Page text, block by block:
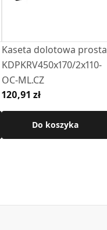
Kaseta dolotowa prosta
KDPKRV450x170/2x110-
OC-ML.CZ
120,91 zł
Do koszyka